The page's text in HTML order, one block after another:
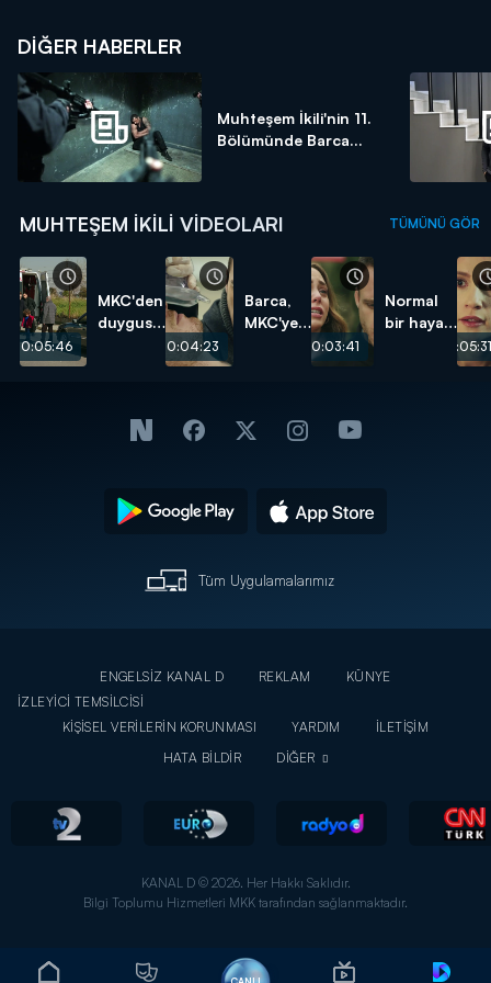
DIĞER HABERLER
Muhteşem İkili'nin 11.
Bölümünde Barca...
MUHTEŞEM İKILI VIDEOLARI TÜMÜNÜ GÖR
00:05:46
MKC'den
duygusal
00:04:23
Barca,
MKC'ye
00:03:41
Normal
bir hayat
00:05:31
Tüm Uygulamalarımız
ENGELSİZ KANAL D REKLAM
KÜNYE
İZLEYİCİ TEMSİLCİSİ
KİŞİSEL VERİLERİN KORUNMASI
YARDIM
İLETİŞİM
HATA BİLDİR
DİĞER
KANAL D © 2026. Her Hakkı Saklıdır.
Bilgi Toplumu Hizmetleri MKK tarafından sağlanmaktadır.